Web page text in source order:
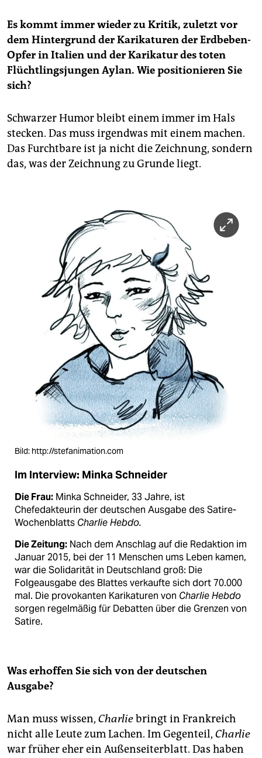
Es kommt immer wieder zu Kritik, zuletzt vor
dem Hintergrund der Karikaturen der Erdbeben-
Opfer in Italien und der Karikatur des toten
Flüchtlingsjungen Aylan. Wie positionieren Sie
sich?
Schwarzer Humor bleibt einem immer im Hals
stecken. Das muss irgendwas mit einem machen.
Das Furchtbare ist ja nicht die Zeichnung, sondern
das, was der Zeichnung zu Grunde liegt.
Bild: http://stefanimation.com
Im Interview: Minka Schneider
Die Frau: Minka Schneider, 33 Jahre, ist
Chefedakteurin der deutschen Ausgabe des Satire-
Wochenblatts Charlie Hebdo.
Die Zeitung: Nach dem Anschlag auf die Redaktion im
Januar 2015, bei der 11 Menschen ums Leben kamen,
war die Solidarität in Deutschland groß: Die
Folgeausgabe des Blattes verkaufte sich dort 70.000
mal. Die provokanten Karikaturen von Charlie Hebdo
sorgen regelmäßig für Debatten über die Grenzen von
Satire.
Was erhoffen Sie sich von der deutschen
Ausgabe?
Man muss wissen, Charliebringt in Frankreich
nicht alle Leute zum Lachen. Im Gegenteil, Charlie
war früher eher ein Außenseiterblatt. Das haben